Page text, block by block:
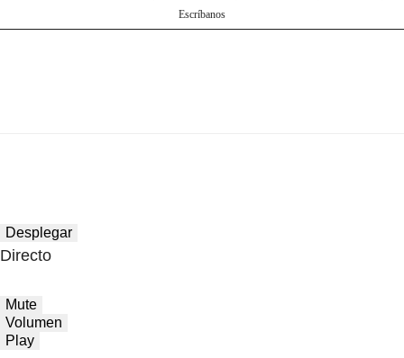
Escríbanos
Desplegar
Directo
Mute
Volumen
Play